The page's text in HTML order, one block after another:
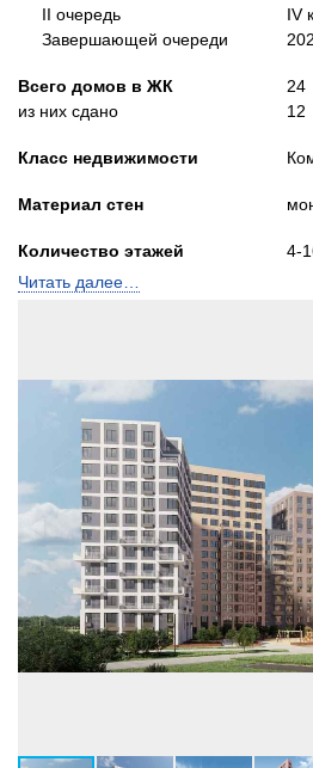
II очередь
Завершающей очереди
Всего домов в ЖК
из них сдано
Класс недвижимости
Материал стен
Количество этажей
Лифты
IV
24
12
4-
Застройщик:ООО СЗ СТРАНА
Телефон консультанта
Читать далее…